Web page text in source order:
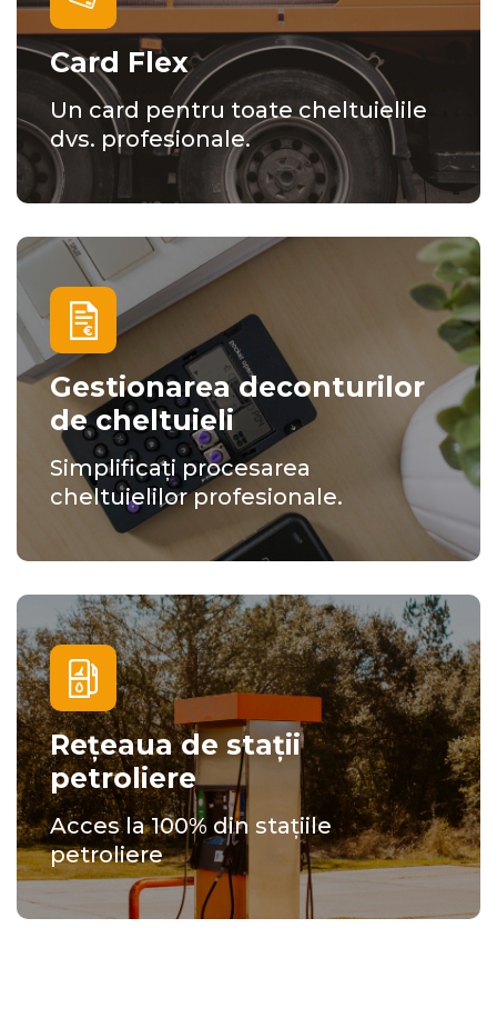
Card Flex
Un card pentru toate cheltuielile
dvs. profesionale.
Gestionarea deconturilor
de cheltuieli
Simplificați procesarea
cheltuielilor profesionale.
Rețeaua de stații
petroliere
Acces la 100% din stațiile
petroliere